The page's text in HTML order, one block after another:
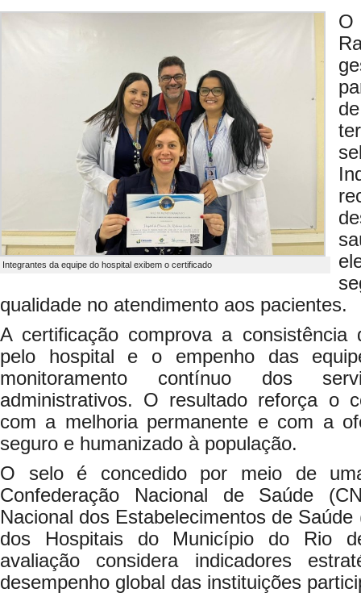
Integrantes da equipe do hospital exibem o certificado
O
qualidade no atendimento aos pacientes.
A certificação comprova a consistência
pelo hospital e o empenho das
monitoramento contínuo dos
administrativos. O resultado reforça o
com a melhoria permanente e com a
seguro e humanizado à população.
O selo é concedido por meio de
Confederação Nacional de Saúde
Nacional dos Estabelecimentos de
dos Hospitais do Município do Rio
avaliação considera indicadores
desempenho global das instituições